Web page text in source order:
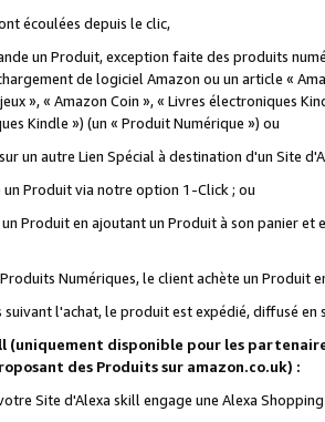
écoulées depuis le clic,
un Produit, exception faite des produits
de logiciel Amazon ou un article «
», « Amazon Coin », « Livres électroniques
Kindle ») (un « Produit Numérique ») ou
un autre Lien Spécial à destination d'un Site
Produit via notre option 1-Click ; ou
Produit en ajoutant un Produit à son panier et
Numériques, le client achète un Produit
l'achat, le produit est expédié, diffusé
(uniquement disponible pour les
des Produits sur amazon.co.uk) :
Site d'Alexa skill engage une Alexa